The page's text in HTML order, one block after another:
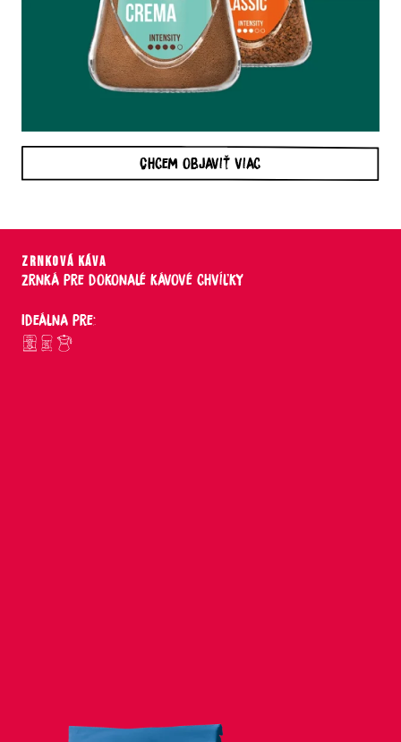
Chcem objaviť viac
ZRNKOVÁ KÁVA
Zrnká pre dokonalé kávové chvíľky
Ideálna pre: